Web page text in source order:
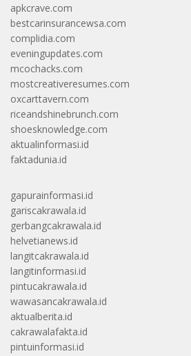
apkcrave.com
bestcarinsurancewsa.com
complidia.com
eveningupdates.com
mcochacks.com
mostcreativeresumes.com
oxcarttavern.com
riceandshinebrunch.com
shoesknowledge.com
aktualinformasi.id
faktadunia.id
gapurainformasi.id
gariscakrawala.id
gerbangcakrawala.id
helvetianews.id
langitcakrawala.id
langitinformasi.id
pintucakrawala.id
wawasancakrawala.id
aktualberita.id
cakrawalafakta.id
pintuinformasi.id